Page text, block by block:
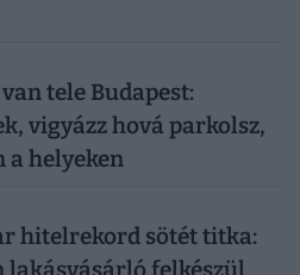
tele Budapest:
vigyázz hová parkolsz,
a helyeken
hitelrekord sötét titka: